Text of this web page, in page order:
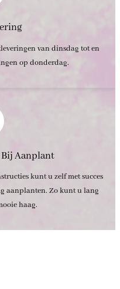
van dinsdag tot en
op donderdag.
Aanplant
kunt u zelf met succes
aanplanten. Zo kunt u lang
haag.